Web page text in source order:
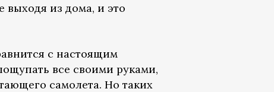
выходя из дома, и это
с настоящим
все своими руками,
самолета. Но таких